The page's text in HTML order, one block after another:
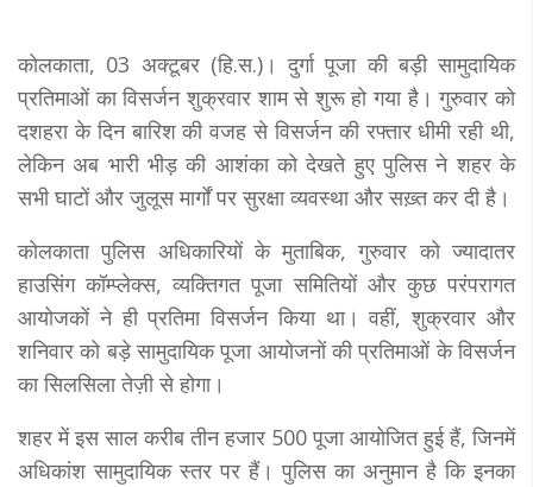
कोलकाता, 03 अक्टूबर (हि.स.)। दुर्गा पूजा की बड़ी सामुदायिक
प्रतिमाओं का विसर्जन शुक्रवार शाम से शुरू हो गया है। गुरुवार को
दशहरा के दिन बारिश की वजह से विसर्जन की रफ्तार धीमी रही थी,
लेकिन अब भारी भीड़ की आशंका को देखते हुए पुलिस ने शहर के
सभी घाटों और जुलूस मार्गों पर सुरक्षा व्यवस्था और सख़्त कर दी है।
कोलकाता पुलिस अधिकारियों के मुताबिक, गुरुवार को ज्यादातर
हाउसिंग कॉम्प्लेक्स, व्यक्तिगत पूजा समितियों और कुछ परंपरागत
आयोजकों ने ही प्रतिमा विसर्जन किया था। वहीं, शुक्रवार और
शनिवार को बड़े सामुदायिक पूजा आयोजनों की प्रतिमाओं के विसर्जन
का सिलसिला तेज़ी से होगा।
शहर में इस साल करीब तीन हजार 500 पूजा आयोजित हुई हैं, जिनमें
अधिकांश सामुदायिक स्तर पर हैं। पुलिस का अनुमान है कि इनका